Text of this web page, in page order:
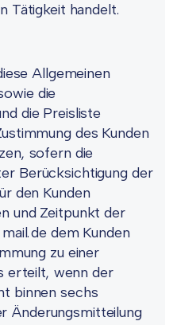
Tätigkeit handelt.
Allgemeinen
die
die Preisliste
des Kunden
sofern die
Berücksichtigung der
den Kunden
und Zeitpunkt der
dem Kunden
zu einer
erteilt, wenn der
binnen sechs
Änderungsmitteilung